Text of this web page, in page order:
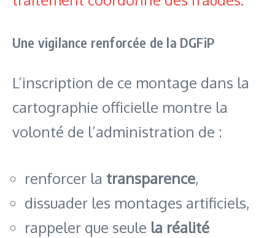
Une vigilance renforcée de la DGFiP
L’inscription de ce montage dans la
cartographie officielle montre la
volonté de l’administration de :
renforcer la transparence,
dissuader les montages artificiels,
rappeler que seule la réalité